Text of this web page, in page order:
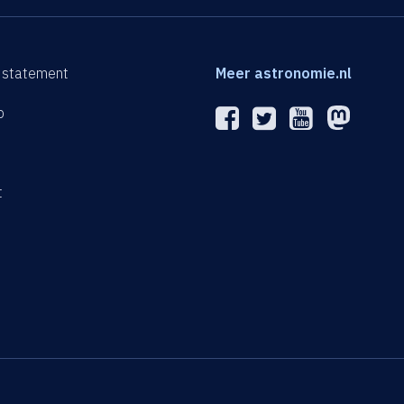
Meer astronomie.nl